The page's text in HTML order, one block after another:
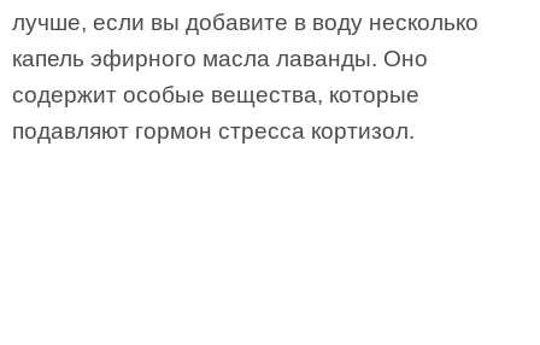
лучше, если вы добавите в воду несколько
капель эфирного масла лаванды. Оно
содержит особые вещества, которые
подавляют гормон стресса кортизол.